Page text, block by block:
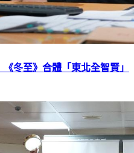
冬至》合體「東北全智賢」